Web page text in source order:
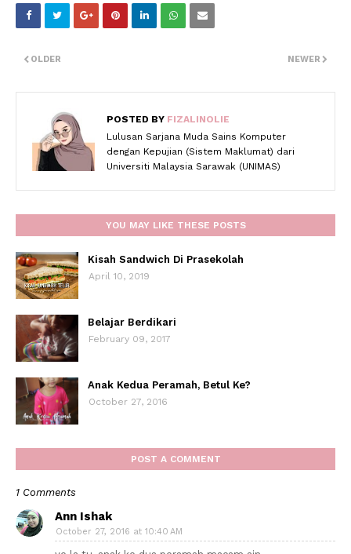
NEWER
OLDER
POSTED BY FIZALINOLIE
Lulusan Sarjana Muda Sains Komputer
dengan Kepujian (Sistem Maklumat) dari
Universiti Malaysia Sarawak (UNIMAS)
YOU MAY LIKE THESE POSTS
Kisah Sandwich Di Prasekolah
April 10, 2019
Belajar Berdikari
February 09, 2017
Anak Kedua Peramah, Betul Ke?
October 27, 2016
POST A COMMENT
1 Comments
Ann Ishak
October 27, 2016 at 10:40 AM